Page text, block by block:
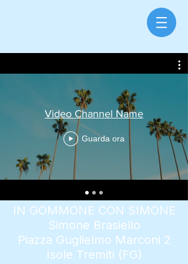
Video Channel Name
Guarda ora
IN GOMMONE CON SIMONE
Simone Brasiello
Piazza Guglielmo Marconi 2
Isole Tremiti (FG)